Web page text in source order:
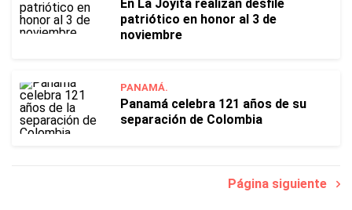
En La Joyita realizan desfile
patriótico en honor al 3 de
noviembre
PANAMÁ.
Panamá celebra 121 años de su
separación de Colombia
Página siguiente